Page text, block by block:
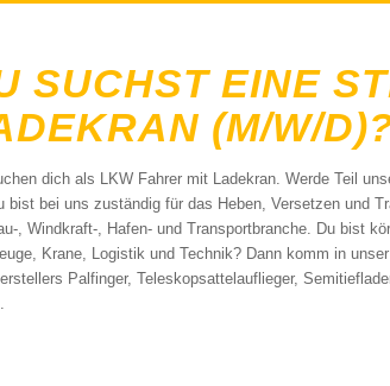
SUCHST EINE
(M/W/
dich als LKW Fahrer mit Ladekran. Werde Teil
bist bei uns zuständig für das Heben, Versetzen und
, Windkraft-, Hafen- und Transportbranche. Du bist
Krane, Logistik und Technik? Dann komm in
Palfinger, Teleskopsattelauflieger,